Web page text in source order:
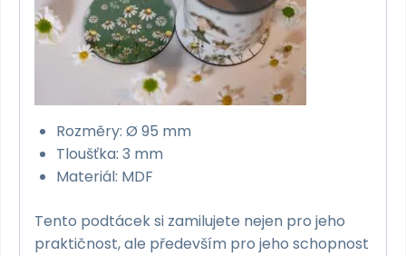
Rozměry: Ø 95 mm
Tloušťka: 3 mm
Materiál: MDF
Tento podtácek si zamilujete nejen pro jeho
praktičnost, ale především pro jeho schopnost